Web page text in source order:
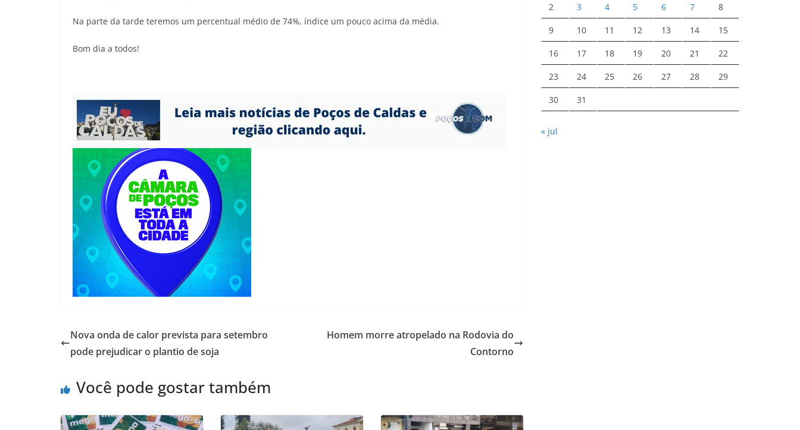
Na parte da tarde teremos um percentual médio de 74%, índice um pouco acima da média.
Bom dia a todos!
Nova onda de calor prevista para setembro
pode prejudicar o plantio de soja
Homem morre atropelado na Rodovia do
Contorno
Você pode gostar também
2 3 4 5 6 7 8
9 10 11 12 13 14 15
16 17 18 19 20 21 22
23 24 25 26 27 28 29
30 31
« jul